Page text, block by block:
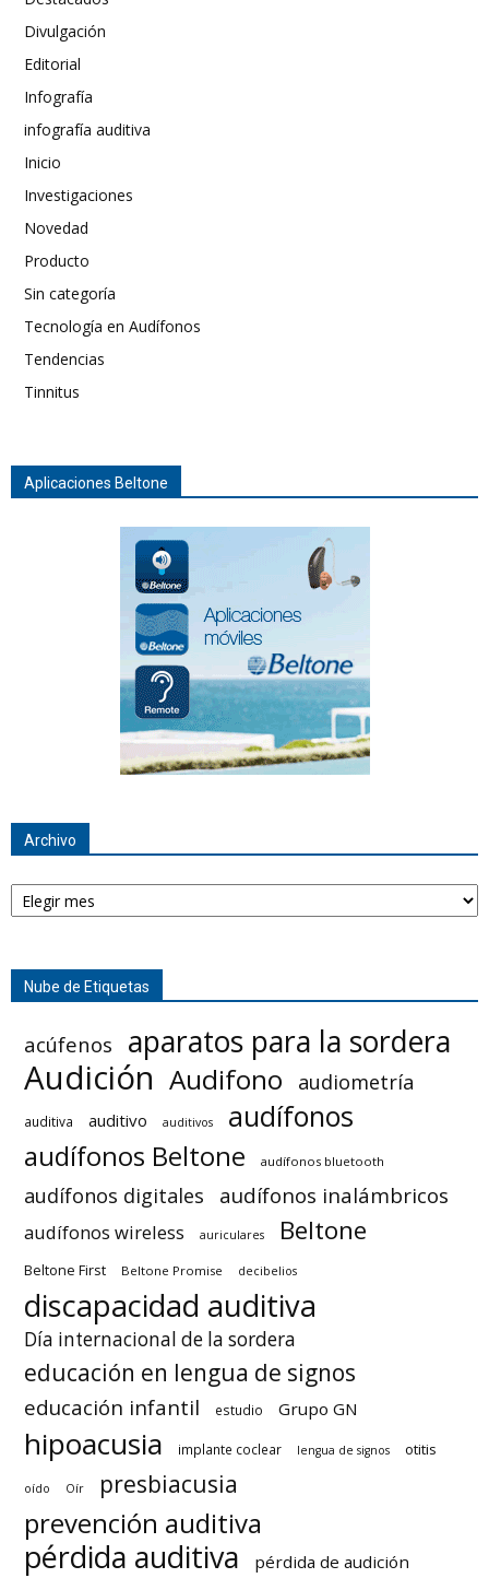
Divulgación
Editorial
Infografía
infografía auditiva
Inicio
Investigaciones
Novedad
Producto
Sin categoría
Tecnología en Audífonos
Tendencias
Tinnitus
Aplicaciones Beltone
Archivo
Archivo
Nube de Etiquetas
acúfenos aparatos para la sordera
Audición Audifono audiometría
auditiva auditivo auditivos audífonos
audífonos Beltone audífonos bluetooth
audífonos digitales audífonos inalámbricos
audífonos wireless auriculares Beltone
Beltone First Beltone Promise decibelios
discapacidad auditiva
Día internacional de la sordera
educación en lengua de signos
educación infantil estudio Grupo GN
hipoacusia implante coclear lengua de signos otitis
oído Oír presbiacusia
prevención auditiva
pérdida auditiva pérdida de audición